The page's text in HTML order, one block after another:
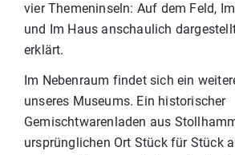
vier Themeninseln: Auf dem Feld,
und Im Haus anschaulich
erklärt.
Im Nebenraum findet sich ein
unseres Museums. Ein historischer
Gemischtwarenladen aus
ursprünglichen Ort Stück für Stück